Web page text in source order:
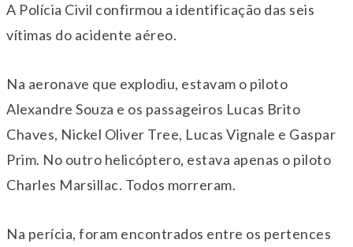
A Polícia Civil confirmou a identificação das seis
vítimas do acidente aéreo.
Na aeronave que explodiu, estavam o piloto
Alexandre Souza e os passageiros Lucas Brito
Chaves, Nickel Oliver Tree, Lucas Vignale e Gaspar
Prim. No outro helicóptero, estava apenas o piloto
Charles Marsillac. Todos morreram.
Na perícia, foram encontrados entre os pertences